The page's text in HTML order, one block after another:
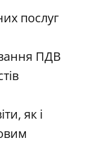
послуг
ПДВ
як і